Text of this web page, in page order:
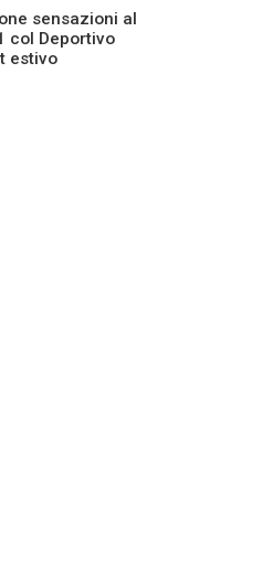
sensazioni al
col Deportivo
estivo